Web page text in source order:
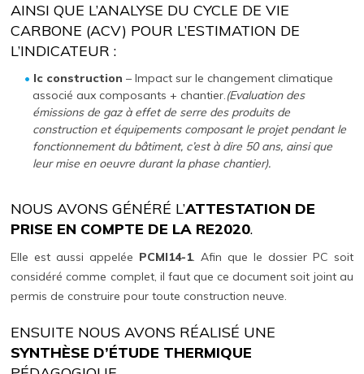
AINSI QUE L’ANALYSE DU CYCLE DE VIE
CARBONE (ACV) POUR L’ESTIMATION DE
L’INDICATEUR :
Ic construction – Impact sur le changement climatique
associé aux composants + chantier.(Evaluation des
émissions de gaz à effet de serre des produits de
construction et équipements composant le projet pendant le
fonctionnement du bâtiment, c’est à dire 50 ans, ainsi que
leur mise en oeuvre durant la phase chantier).
NOUS AVONS GÉNÉRÉ L’ATTESTATION DE
PRISE EN COMPTE DE LA RE2020.
Elle est aussi appelée PCMI14-1. Afin que le dossier PC soit
considéré comme complet, il faut que ce document soit joint au
permis de construire pour toute construction neuve.
ENSUITE NOUS AVONS RÉALISÉ UNE
SYNTHÈSE D’ÉTUDE THERMIQUE